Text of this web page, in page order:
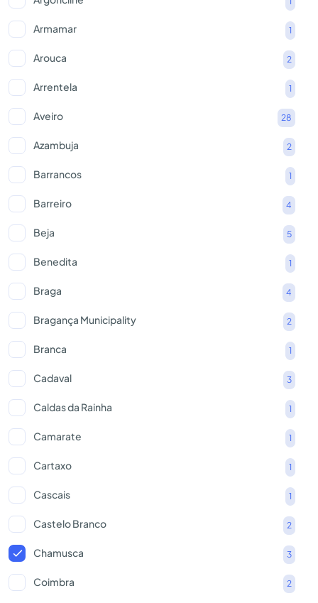
Armamar 1
Arouca 2
Arrentela 1
Aveiro 28
Azambuja 2
Barrancos 1
Barreiro 4
Beja 5
Benedita 1
Braga 4
Bragança Municipality 2
Branca 1
Cadaval 3
Caldas da Rainha 1
Camarate 1
Cartaxo 1
Cascais 1
Castelo Branco 2
Chamusca 3
Coimbra 2